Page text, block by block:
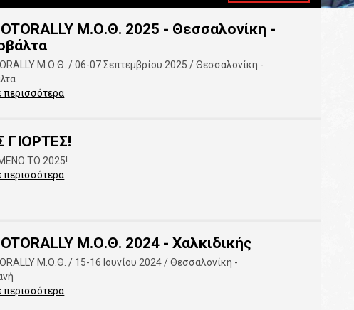
Μ.Ο.Θ. 2025 - Θεσσαλονίκη -
Μ.Ο.Θ. / 06-07 Σεπτεμβρίου 2025 / Θεσσαλονίκη -
περισσότερα
ΓΙΟΡΤΕΣ!
ΤΟ 2025!
περισσότερα
Μ.Ο.Θ. 2024 - Χαλκιδικής
Μ.Ο.Θ. / 15-16 Ιουνίου 2024 / Θεσσαλονίκη -
περισσότερα